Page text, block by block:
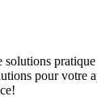
solutions
pour votre